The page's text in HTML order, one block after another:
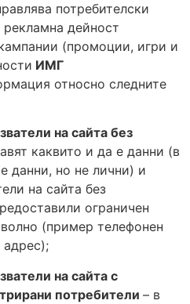
потребителски
дейност
(промоции, игри и
ИМГ
относно следните
на сайта без
каквито и да е данни (в
данни, но не лични) и
на сайта без
ограничен
(пример телефонен
на сайта с
потребители – в